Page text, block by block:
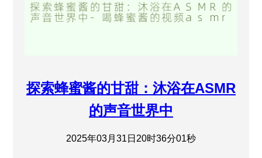
探索蜂蜜酱的甘甜：沐浴在ASMR
的声音世界中
2025年03月31日20时36分01秒